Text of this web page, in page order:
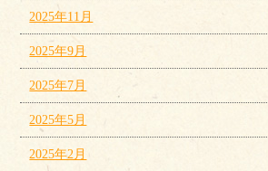
2025年11月
2025年9月
2025年7月
2025年5月
2025年2月